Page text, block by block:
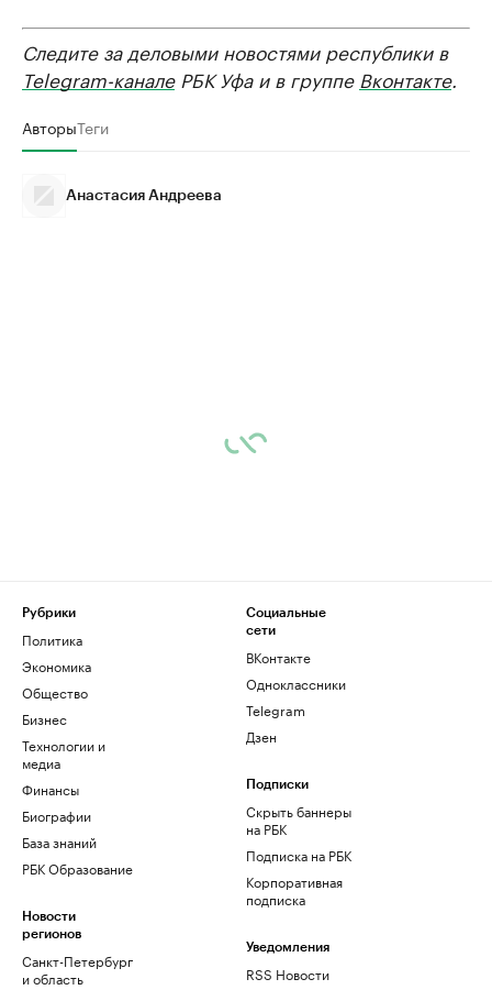
Следите за деловыми новостями республики в
Telegram-каналеРБК Уфа и в группе Вконтакте.
АвторыТеги
Анастасия Андреева
Рубрики
Политика
Экономика
Общество
Бизнес
Технологии и
медиа
Финансы
Биографии
База знаний
РБК Образование
Новости
регионов
Санкт-Петербург
и область
Социальные
сети
ВКонтакте
Одноклассники
Telegram
Дзен
Подписки
Скрыть баннеры
на РБК
Подписка на РБК
Корпоративная
подписка
Уведомления
RSS Новости